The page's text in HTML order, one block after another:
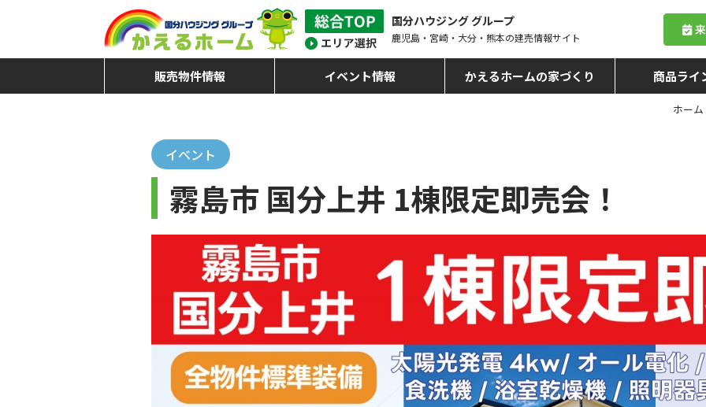
国分ハウジング グループ
鹿児島・宮崎・大分・熊本の建売情報サイト
販売物件情報 イベント情報 かえるホームの家づくり 商品ライ
ホーム
イベント
霧島市 国分上井 1棟限定即売会！